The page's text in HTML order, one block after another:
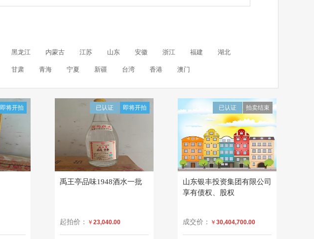
黑龙江 内蒙古 江苏 山东 安徽 浙江 福建 湖北
甘肃 青海 宁夏 新疆 台湾 香港 澳门
即将开拍 即将开拍
已认证
禹王亭品味1948酒水一批
起拍价： ￥ 23,040.00
拍卖结束
已认证
山东银丰投资集团有限公司
享有债权、股权
成交价： ￥ 30,404,700.00